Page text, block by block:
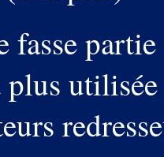
fasse